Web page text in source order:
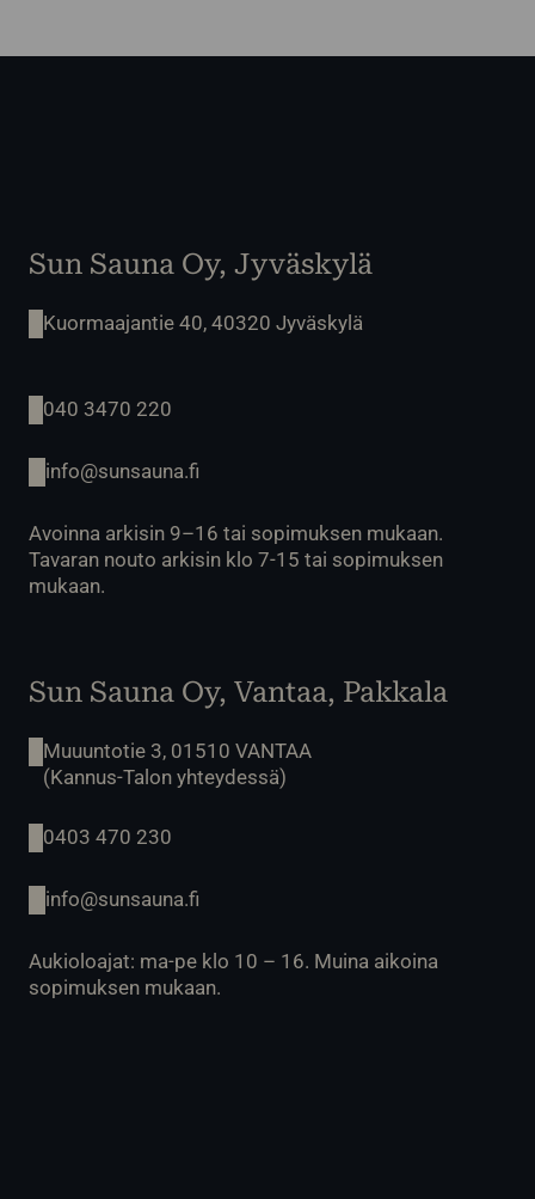
Sun Sauna Oy, Jyväskylä
Kuormaajantie 40, 40320 Jyväskylä
040 3470 220
info@sunsauna.fi
Avoinna arkisin 9–16 tai sopimuksen mukaan.
Tavaran nouto arkisin klo 7-15 tai sopimuksen
mukaan.
Sun Sauna Oy, Vantaa, Pakkala
Muuuntotie 3, 01510 VANTAA
(Kannus-Talon yhteydessä)
0403 470 230
info@sunsauna.fi
Aukioloajat: ma-pe klo 10 – 16. Muina aikoina
sopimuksen mukaan.